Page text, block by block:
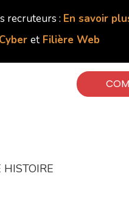
recruteurs : En savoir
et Filière Web